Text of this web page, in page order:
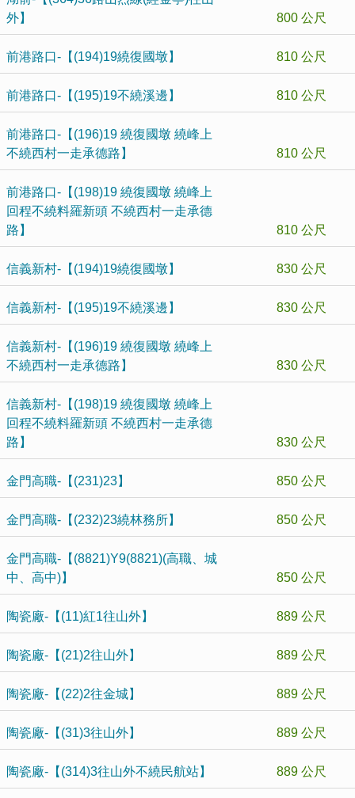
外】
800 公尺
前港路口-【(194)19繞復國墩】 810 公尺
前港路口-【(195)19不繞溪邊】 810 公尺
前港路口-【(196)19 繞復國墩 繞峰上
不繞西村一走承德路】
810 公尺
前港路口-【(198)19 繞復國墩 繞峰上
回程不繞料羅新頭 不繞西村一走承德
路】
810 公尺
信義新村-【(194)19繞復國墩】 830 公尺
信義新村-【(195)19不繞溪邊】 830 公尺
信義新村-【(196)19 繞復國墩 繞峰上
不繞西村一走承德路】
830 公尺
信義新村-【(198)19 繞復國墩 繞峰上
回程不繞料羅新頭 不繞西村一走承德
路】
830 公尺
金門高職-【(231)23】 850 公尺
金門高職-【(232)23繞林務所】 850 公尺
金門高職-【(8821)Y9(8821)(高職、城
中、高中)】
850 公尺
陶瓷廠-【(11)紅1往山外】 889 公尺
陶瓷廠-【(21)2往山外】 889 公尺
陶瓷廠-【(22)2往金城】 889 公尺
陶瓷廠-【(31)3往山外】 889 公尺
陶瓷廠-【(314)3往山外不繞民航站】 889 公尺